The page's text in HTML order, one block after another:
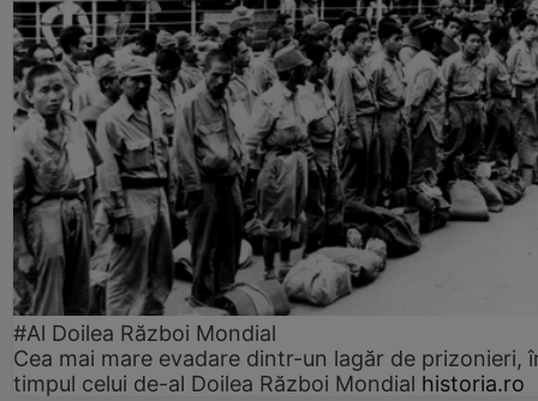
#Al Doilea Război Mondial
Cea mai mare evadare dintr-un lagăr de prizonieri,
timpul celui de-al Doilea Război Mondial historia.ro